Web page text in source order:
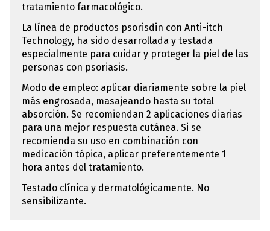
tratamiento farmacológico.
La línea de productos psorisdin con Anti-itch
Technology, ha sido desarrollada y testada
especialmente para cuidar y proteger la piel de las
personas con psoriasis.
Modo de empleo: aplicar diariamente sobre la piel
más engrosada, masajeando hasta su total
absorción. Se recomiendan 2 aplicaciones diarias
para una mejor respuesta cutánea. Si se
recomienda su uso en combinación con
medicación tópica, aplicar preferentemente 1
hora antes del tratamiento.
Testado clínica y dermatológicamente. No
sensibilizante.